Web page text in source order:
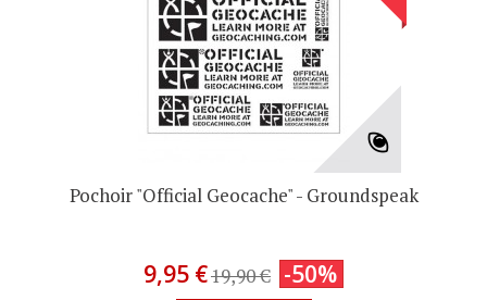
Pochoir "Official Geocache" - Groundspeak
9,95 €19,90 € -50%